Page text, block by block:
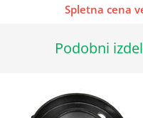
Spletna cena
Podobni